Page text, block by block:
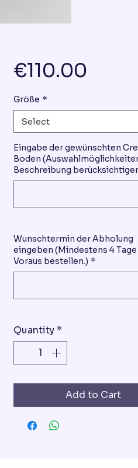
€110.00
Größe *
Select
Eingabe der gewünschten
Boden
Beschreibung
Wunschtermin der Abholung
eingeben (Mindestens 4 Tage
Voraus bestellen.) *
Quantity *
Add to Cart